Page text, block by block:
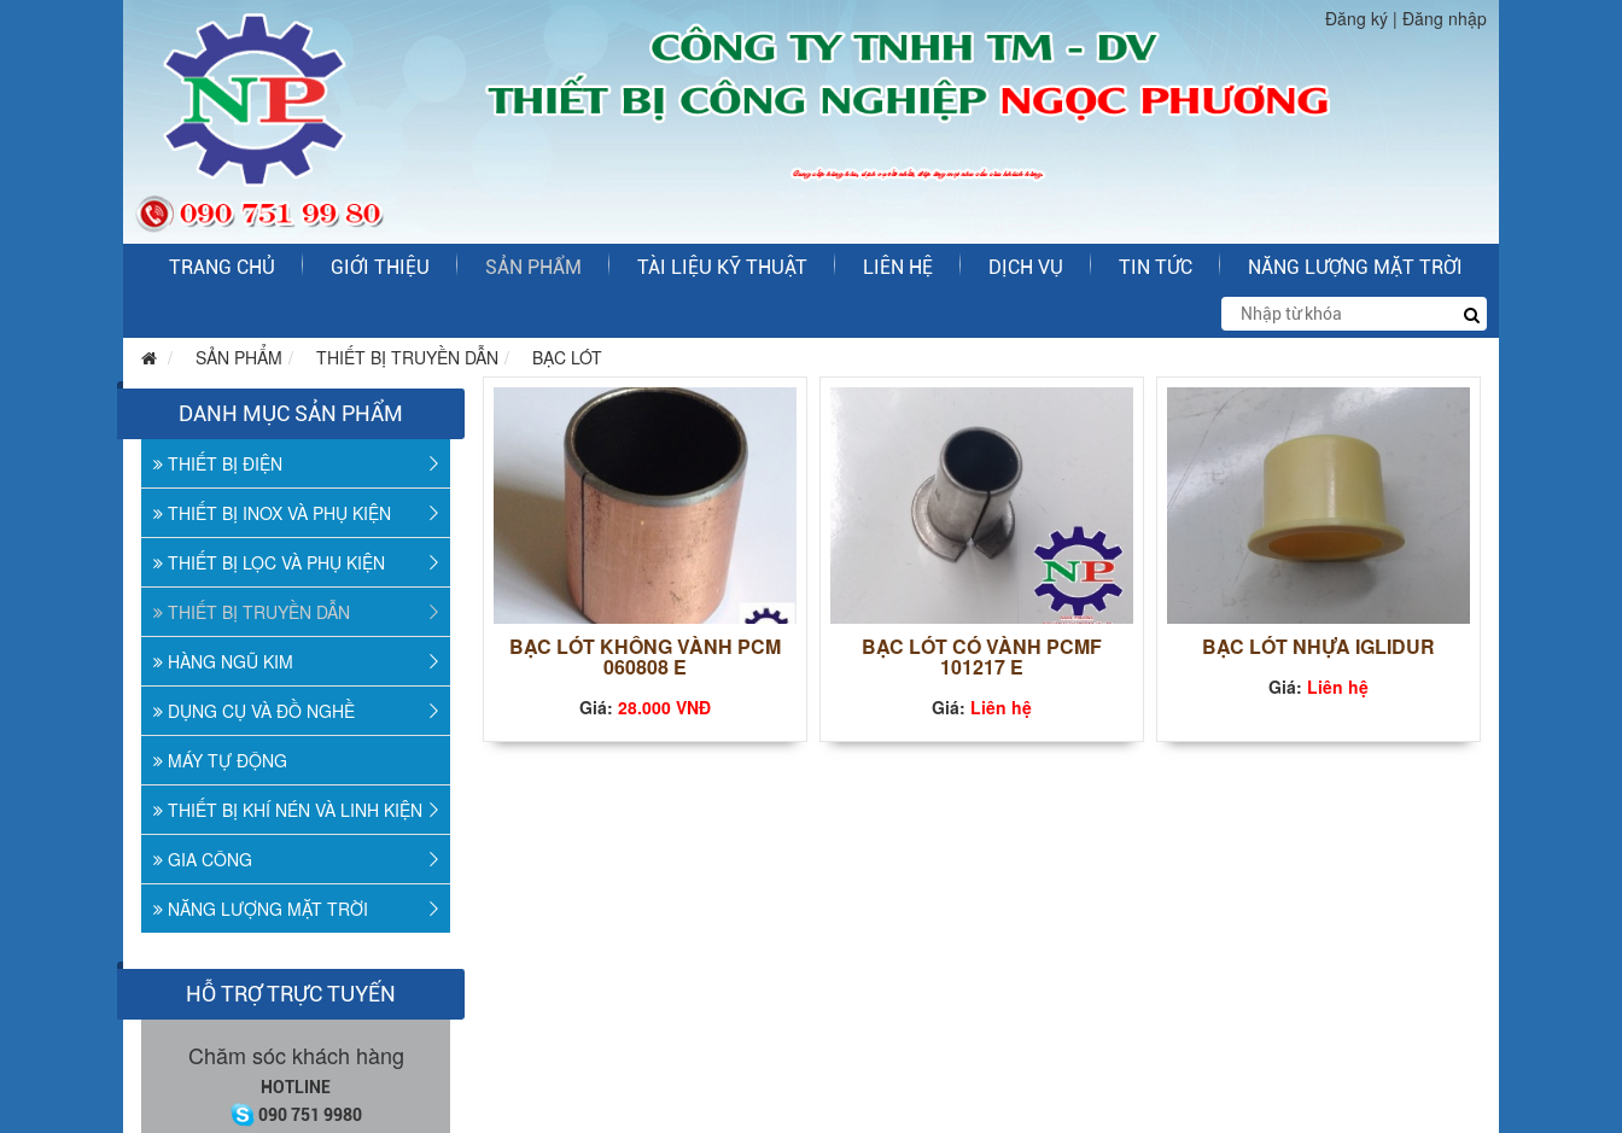
Đăng ký | Đăng nhập
TRANG CHỦ GIỚI THIỆU SẢN PHẨM TÀI LIỆU KỸ THUẬT LIÊN HỆ DỊCH VỤ TIN TỨC NĂNG LƯỢNG MẶT TRỜI
SẢN PHẨM THIẾT BỊ TRUYỀN DẪN BẠC LÓT
DANH MỤC SẢN PHẨM
THIẾT BỊ ĐIỆN
THIẾT BỊ INOX VÀ PHỤ KIỆN
THIẾT BỊ LỌC VÀ PHỤ KIỆN
THIẾT BỊ TRUYỀN DẪN
HÀNG NGŨ KIM
DỤNG CỤ VÀ ĐỒ NGHỀ
MÁY TỰ ĐỘNG
THIẾT BỊ KHÍ NÉN VÀ LINH KIỆN
GIA CÔNG
NĂNG LƯỢNG MẶT TRỜI
HỖ TRỢ TRỰC TUYẾN
Chăm sóc khách hàng
HOTLINE
090 751 9980
BẠC LÓT KHÔNG VÀNH PCM
060808 E
Giá: 28.000 VNĐ
BẠC LÓT CÓ VÀNH PCMF
101217 E
Giá: Liên hệ
BẠC LÓT NHỰA IGLIDUR
Giá: Liên hệ